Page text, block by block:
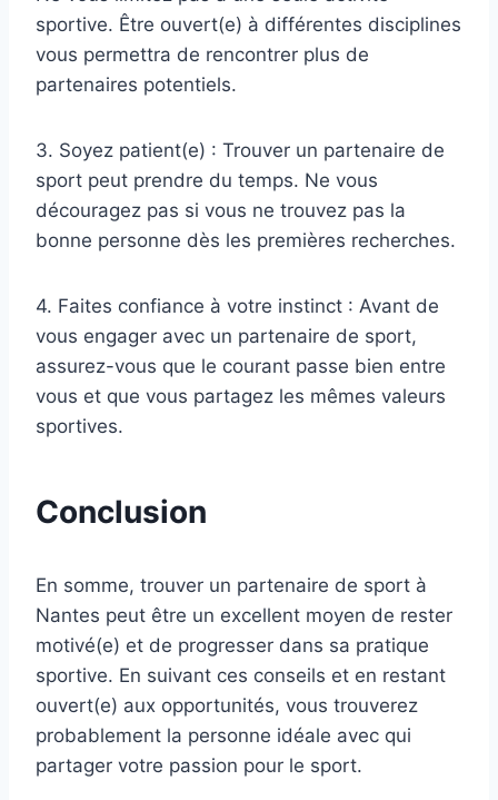
sportive. Être ouvert(e) à différentes disciplines
vous permettra de rencontrer plus de
partenaires potentiels.
3. Soyez patient(e) : Trouver un partenaire de
sport peut prendre du temps. Ne vous
découragez pas si vous ne trouvez pas la
bonne personne dès les premières recherches.
4. Faites confiance à votre instinct : Avant de
vous engager avec un partenaire de sport,
assurez-vous que le courant passe bien entre
vous et que vous partagez les mêmes valeurs
sportives.
Conclusion
En somme, trouver un partenaire de sport à
Nantes peut être un excellent moyen de rester
motivé(e) et de progresser dans sa pratique
sportive. En suivant ces conseils et en restant
ouvert(e) aux opportunités, vous trouverez
probablement la personne idéale avec qui
partager votre passion pour le sport.